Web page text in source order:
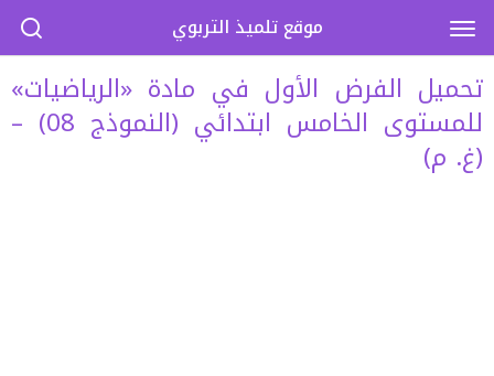
تحميل الفرض الأول في مادة «الرياضيات»
للمستوى الخامس ابتدائي (النموذج 08) –
(غ. م)
موقع تلميذ التربوي